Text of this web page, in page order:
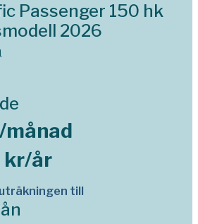
Passenger 150 hk
2026
kr/år
till